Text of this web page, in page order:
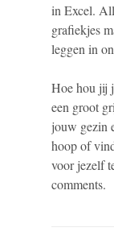
in Excel.
grafiekjes
leggen in
Hoe hou jij
een groot
jouw gezin
hoop of
voor jezelf
comments.